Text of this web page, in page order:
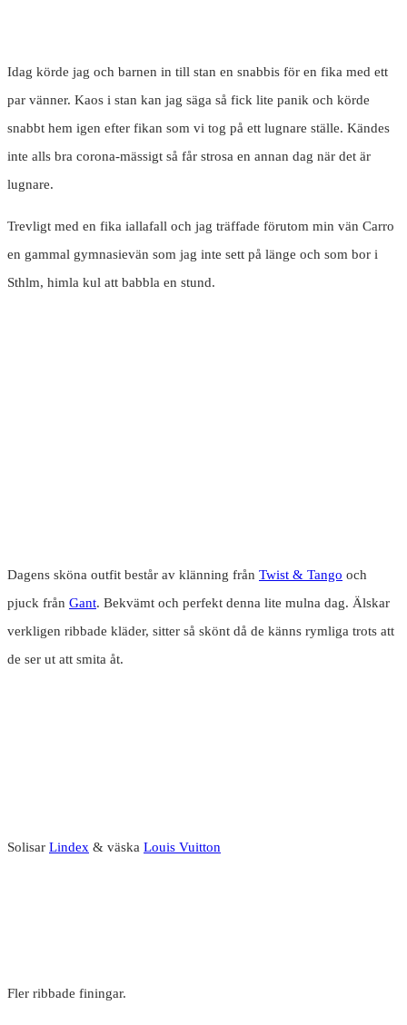
Idag körde jag och barnen in till stan en snabbis för en fika med ett
par vänner. Kaos i stan kan jag säga så fick lite panik och körde
snabbt hem igen efter fikan som vi tog på ett lugnare ställe. Kändes
inte alls bra corona-mässigt så får strosa en annan dag när det är
lugnare.
Trevligt med en fika iallafall och jag träffade förutom min vän Carro
en gammal gymnasievän som jag inte sett på länge och som bor i
Sthlm, himla kul att babbla en stund.
Dagens sköna outfit består av klänning från Twist & Tango och
pjuck från Gant. Bekvämt och perfekt denna lite mulna dag. Älskar
verkligen ribbade kläder, sitter så skönt då de känns rymliga trots att
de ser ut att smita åt.
Solisar Lindex & väska Louis Vuitton
Fler ribbade finingar.